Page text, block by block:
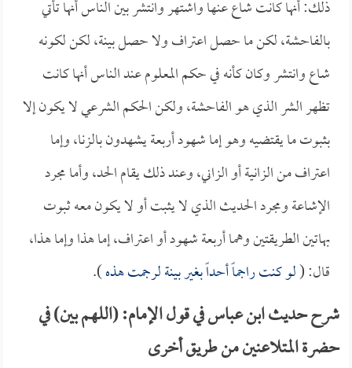
ذلك: أنها كانت شاع عنها واشتهر وانتشر بين الناس أنها تأتي
بالفاحشة، لكن ما حصل اعتراف ولا حصل بينة، لكن لكونه
شاع وانتشر وكان كأنه في حكم المعلوم عند الناس أنها كانت
تظهر الشر الذي هو الفاحشة، ولكن الحكم الشرعي لا يكون إلا
بثبوت ما يقتضيه وهو إما شهود أربعة يشهدون بالزنا، وإما
اعتراف من الزانية أو الزاني، وعند ذلك يقام الحد، وأما مجرد
الإشاعة ومجرد الحديث الذي لا يثبت أو لا يكون معه ثبوت
بهاتين الطريقتين وهما أربعة شهود أو اعتراف، إما هذا وإما هذا،
قال: (لو كنت راجماً أحداً بغير بينة لرجمت هذه).
شرح حديث ابن عباس في قول الإمام: (اللهم بين) في
حضرة المتلاعنين من طريق أخرى